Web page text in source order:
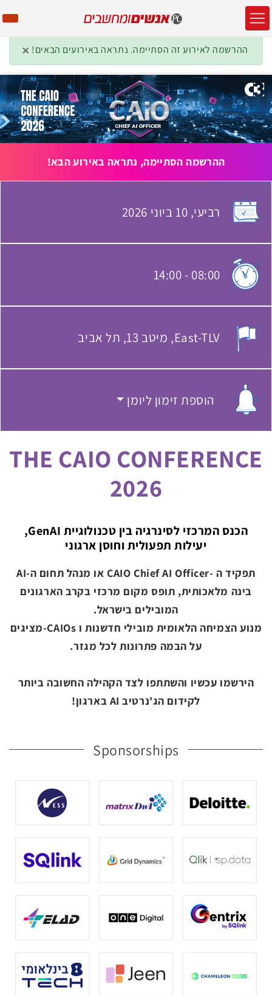
× ההרשמה לאירוע זה הסתיימה. נתראה באירועים הבאים!
ההרשמה הסתיימה, נתראה באירוע הבא!
האירוע יתקיים בתאריך
רביעי, 10 ביוני
שעת התחלת האירוע:
08:00
-
14:00
מקום האירוע:
East-TLV מיטב 13, תל אביב
הוספת זימון ליומן
הוספת זימון ליומן
THE CAIO CONFERENCE
2026
הכנס המרכזי לסינרגיה בין טכנולוגיית GenAI,
יעילות תפעולית וחוסן ארגוני
תפקיד ה -CAIO Chief AI Officerאו מנהל תחום ה-AI
בינה מלאכותית, תופס מקום מרכזי בקרב הארגונים
המובילים בישראל.
מנוע הצמיחה הלאומית מובילי חדשנות ו
מציגים
על הבמה פתרונות לכל מגזר.
הירשמו עכשיו והשתתפו לצד הקהילה החשובה ביותר
לקידום הג'נרטיב AI בארגון!
Sponsorships